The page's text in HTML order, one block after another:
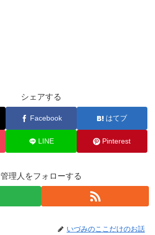
シェアする
Facebook はてブ
LINE Pinterest
管理人をフォローする
いづみのここだけのお話